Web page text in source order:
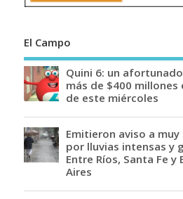
El Campo
Quini 6: un
más de $400 millones
de este miércoles
Emitieron aviso a
por lluvias intensas y
Entre Ríos, Santa Fe y
Aires